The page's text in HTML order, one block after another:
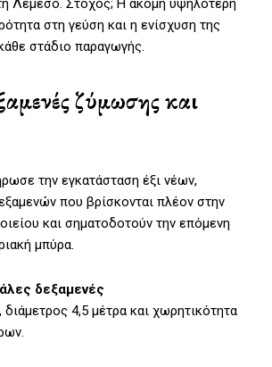
Λεμεσό. Στόχος; Η ακόμη υψηλότερη
στη γεύση και η ενίσχυση της
στάδιο παραγωγής.
ζύμωσης και
την εγκατάσταση έξι νέων,
που βρίσκονται πλέον στην
και σηματοδοτούν την επόμενη
μπύρα.
δεξαμενές
4,5 μέτρα και χωρητικότητα